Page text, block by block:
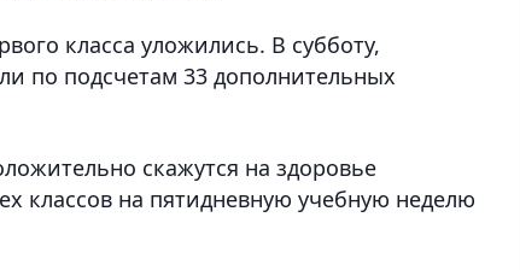
класса уложились. В субботу,
по подсчетам 33 дополнительных
скажутся на здоровье
классов на пятидневную учебную неделю